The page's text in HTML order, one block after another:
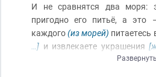
И не сравнятся два моря:
пригодно его питьё, а это
каждого(из морей)
…] и извлекаете украшения
вы надеваете. И видишь ты